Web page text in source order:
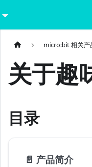
micro:bit 相关产
关于趣
目录
📄️ 产品简介